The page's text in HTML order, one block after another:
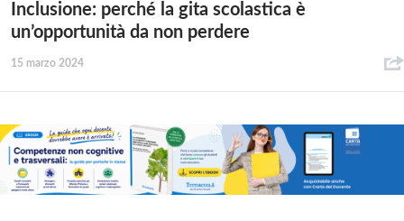
Inclusione: perché la gita scolastica è
un’opportunità da non perdere
15 marzo 2024